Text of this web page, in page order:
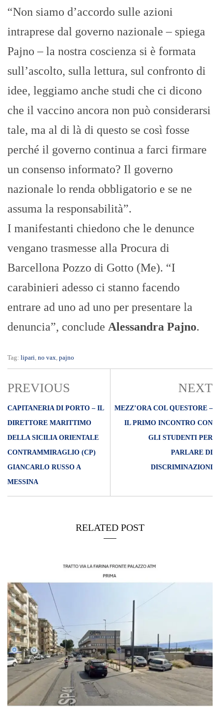
“Non siamo d’accordo sulle azioni
intraprese dal governo nazionale – spiega
Pajno – la nostra coscienza si è formata
sull’ascolto, sulla lettura, sul confronto di
idee, leggiamo anche studi che ci dicono
che il vaccino ancora non può considerarsi
tale, ma al di là di questo se così fosse
perché il governo continua a farci firmare
un consenso informato? Il governo
nazionale lo renda obbligatorio e se ne
assuma la responsabilità”.
I manifestanti chiedono che le denunce
vengano trasmesse alla Procura di
Barcellona Pozzo di Gotto (Me). “I
carabinieri adesso ci stanno facendo
entrare ad uno ad uno per presentare la
denuncia”, conclude Alessandra Pajno.
Tag: lipari, no vax, pajno
PREVIOUS
CAPITANERIA DI PORTO – IL
DIRETTORE MARITTIMO
DELLA SICILIA ORIENTALE
CONTRAMMIRAGLIO (CP)
GIANCARLO RUSSO A
MESSINA
NEXT
MEZZ’ORA COL QUESTORE –
IL PRIMO INCONTRO CON
GLI STUDENTI PER
PARLARE DI
DISCRIMINAZIONI
RELATED POST